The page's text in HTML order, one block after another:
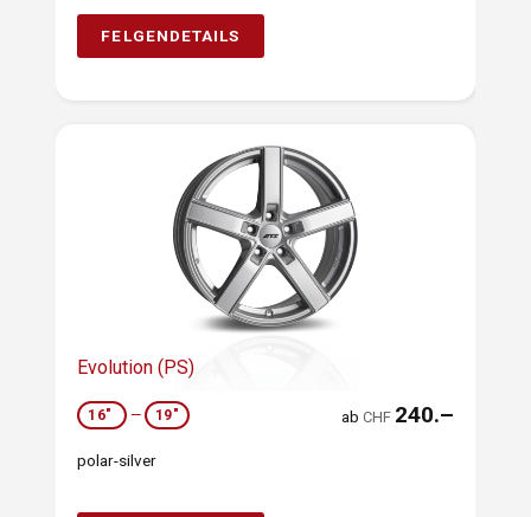
FELGENDETAILS
Evolution (PS)
16" — 19" abCHF 240.–
polar-silver